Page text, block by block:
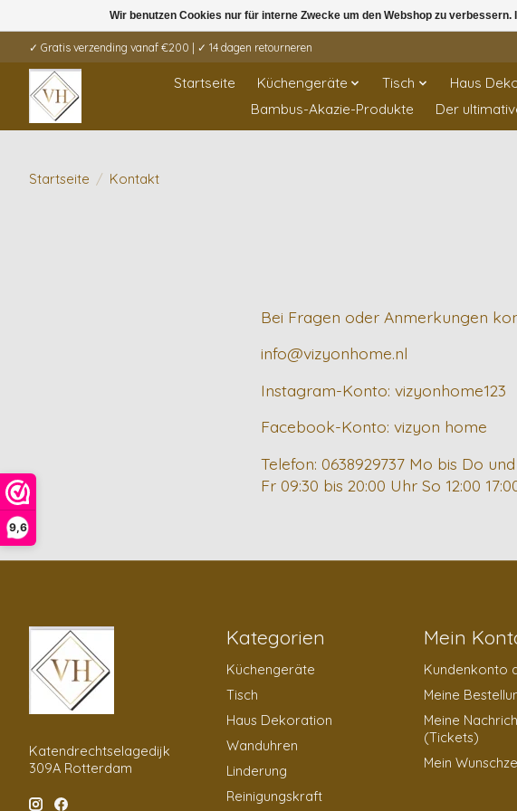
9,6
✓ Gratis verzending vanaf €200 | ✓ 14 dagen retourneren
Startseite Küchengeräte Tisch Haus
Bambus-Akazie-Produkte
Der
Startseite / Kontakt
Bei Fragen oder Anmerkungen
info@vizyonhome.nl
Instagram-Konto: vizyonhome123
Facebook-Konto: vizyon home
Telefon: 0638929737 Mo bis Do
Fr 09:30 bis 20:00 Uhr So 12:00
Katendrechtselagedijk
309A Rotterdam
Kategorien
Küchengeräte
Tisch
Haus Dekoration
Wanduhren
Linderung
Reinigungskraft
Mein
Kundenkonto
Meine
Meine
(Tickets)
Mein
Wir benutzen Cookies nur für interne Zwecke um den Webshop zu verbessern.